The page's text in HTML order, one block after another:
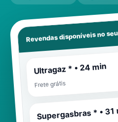
Revendas disponíveis no
Ultragaz * • 24 min
Frete grátis
Supergasbras * • 31